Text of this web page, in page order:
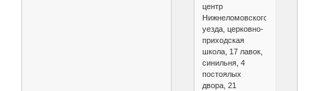
центр
Нижнеломовского
уезда, церковно-
приходская
школа, 17 лавок,
синильня, 4
постоялых
двора, 21